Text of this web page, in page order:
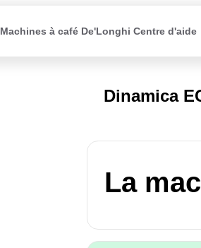
Machines à café De'Longhi Centre d'aide
Dinamica
La